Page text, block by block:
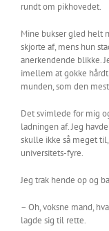
rundt om pikhovedet.
Mine bukser gled helt
skjorte af, mens hun
anerkendende blikke.
imellem at gokke
munden, som den
Det svimlede for mig
ladningen af. Jeg
skulle ikke så meget
universitets-fyre.
Jeg trak hende op og
– Oh, voksne mand,
lagde sig til rette.